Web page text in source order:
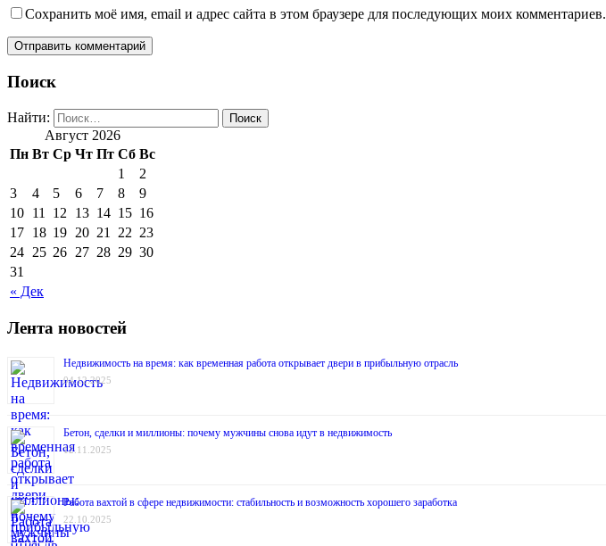
Сохранить моё имя, email и адрес сайта в этом браузере для последующих моих комментариев.
Поиск
Найти:
Август 2026
Пн Вт Ср Чт Пт Сб Вс
« Дек
1
2
3
4 5 6 7 8
9
10 11 12 13 14 15 16
17 18 19 20 21 22 23
24 25 26 27 28 29 30
31
Лента новостей
Недвижимость на время: как временная работа открывает двери в прибыльную отрасль
04.12.2025
Бетон, сделки и миллионы: почему мужчины снова идут в недвижимость
12.11.2025
Работа вахтой в сфере недвижимости: стабильность и возможность хорошего заработка
22.10.2025